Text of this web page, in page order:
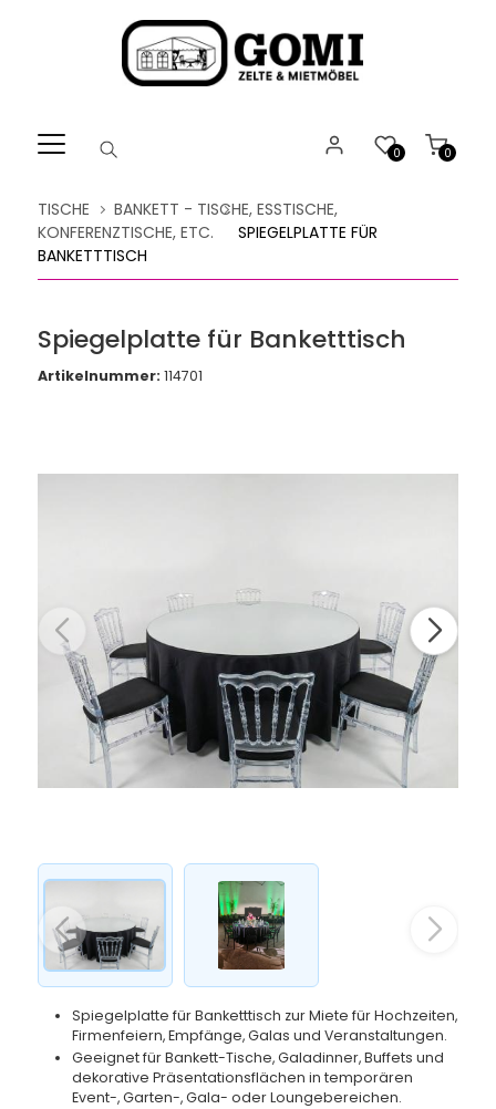
Barrierefreiheitsmenü
direkt
springen.
0
0
TISCHE
BANKETT - TISCHE, ESSTISCHE,
KONFERENZTISCHE, ETC.
SPIEGELPLATTE FÜR
BANKETTTISCH
Spiegelplatte für Banketttisch
Artikelnummer: 114701
Spiegelplatte für Banketttisch zur Miete für Hochzeiten,
Firmenfeiern, Empfänge, Galas und Veranstaltungen.
Geeignet für Bankett-Tische, Galadinner, Buffets und
dekorative Präsentationsflächen in temporären
Event-, Garten-, Gala- oder Loungebereichen.